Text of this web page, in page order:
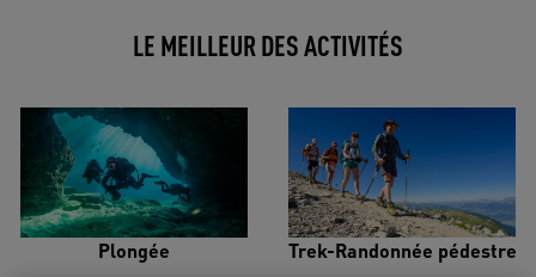
LE MEILLEUR DES ACTIVITÉS
Plongée Trek-Randonnée pédestre